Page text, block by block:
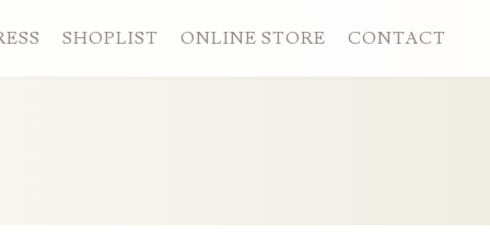
SHOPLIST ONLINE STORE CONTACT